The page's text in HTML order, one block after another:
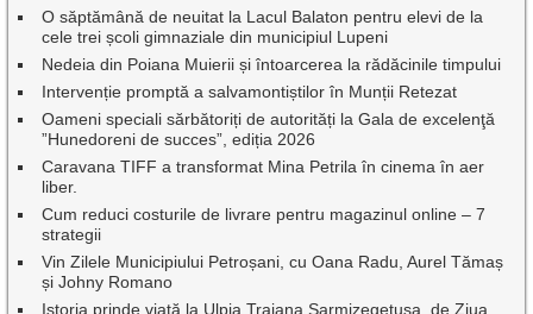
O săptămână de neuitat la Lacul Balaton pentru elevi de la
cele trei școli gimnaziale din municipiul Lupeni
Nedeia din Poiana Muierii și întoarcerea la rădăcinile timpului
Intervenție promptă a salvamontiștilor în Munții Retezat
Oameni speciali sărbătoriți de autorități la Gala de excelenţă
”Hunedoreni de succes”, ediția 2026
Caravana TIFF a transformat Mina Petrila în cinema în aer
liber.
Cum reduci costurile de livrare pentru magazinul online – 7
strategii
Vin Zilele Municipiului Petroșani, cu Oana Radu, Aurel Tămaș
și Johny Romano
Istoria prinde viață la Ulpia Traiana Sarmizegetusa, de Ziua